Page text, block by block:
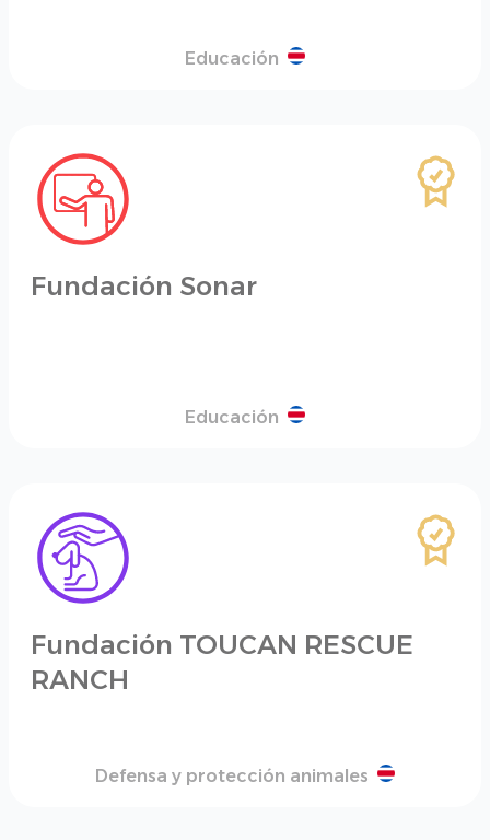
Educación
Fundación Sonar
Educación
Fundación TOUCAN RESCUE
RANCH
Defensa y protección animales